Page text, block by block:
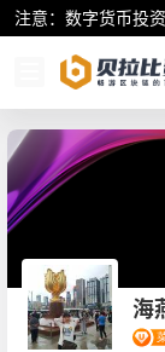
注意：数字货币投
海